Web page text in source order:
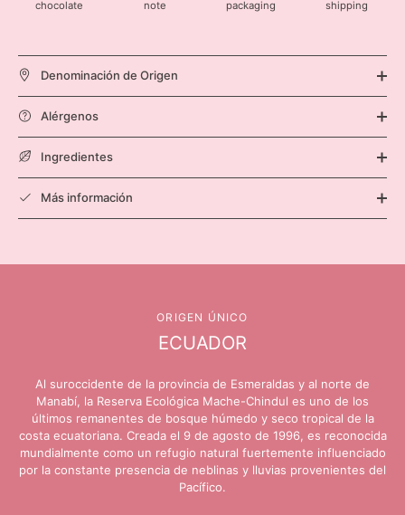
chocolate
note
packaging
shipping
Denominación de Origen
Alérgenos
Ingredientes
Más información
ORIGEN ÚNICO
ECUADOR
Al suroccidente de la provincia de Esmeraldas y al norte de
Manabí, la Reserva Ecológica Mache-Chindul es uno de los
últimos remanentes de bosque húmedo y seco tropical de la
costa ecuatoriana. Creada el 9 de agosto de 1996, es reconocida
mundialmente como un refugio natural fuertemente influenciado
por la constante presencia de neblinas y lluvias provenientes del
Pacífico.